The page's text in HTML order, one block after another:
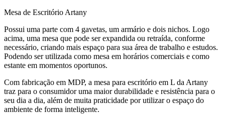
Mesa de Escritório Artany
Possui uma parte com 4 gavetas, um armário e dois nichos. Logo
acima, uma mesa que pode ser expandida ou retraída, conforme
necessário, criando mais espaço para sua área de trabalho e estudos.
Podendo ser utilizada como mesa em horários comerciais e como
estante em momentos oportunos.
Com fabricação em MDP, a mesa para escritório em L da Artany
traz para o consumidor uma maior durabilidade e resistência para o
seu dia a dia, além de muita praticidade por utilizar o espaço do
ambiente de forma inteligente.